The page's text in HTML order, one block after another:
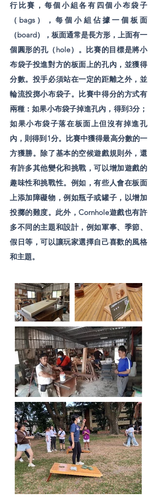
行比賽，每個小組各有四個小布袋子
（bags），每個小組佔據一個板面
（board），板面通常是長方形，上面有一
個圓形的孔（hole）。比賽的目標是將小
布袋子投進對方的板面上的孔內，並獲得
分數。投手必須站在一定的距離之外，並
輪流投掷小布袋子。比賽中得分的方式有
兩種：如果小布袋子掉進孔內，得到3分；
如果小布袋子落在板面上但沒有掉進孔
內，則得到1分。比賽中獲得最高分數的一
方獲勝。除了基本的空候遊戲規則外，還
有許多其他變化和挑戰，可以增加遊戲的
趣味性和挑戰性。例如，有些人會在板面
上添加障礙物，例如瓶子或罐子，以增加
投擲的難度。此外，Cornhole遊戲也有許
多不同的主題和設計，例如軍事、季節、
假日等，可以讓玩家選擇自己喜歡的風格
和主題。